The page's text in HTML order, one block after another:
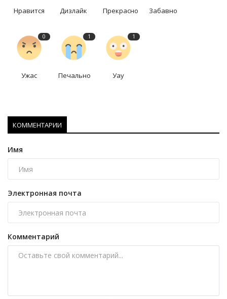
Нравится Дизлайк Прекрасно Забавно
0
Ужас
1
Печально
1
Уау
КОММЕНТАРИИ
Имя
Электронная почта
Комментарий